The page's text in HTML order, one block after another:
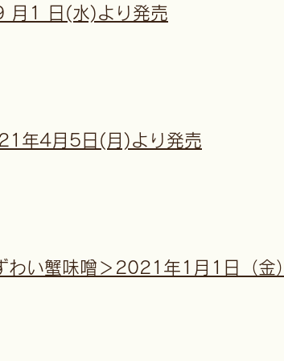
月1 日(水)より発売
年4月5日(月)より発売
わい蟹味噌＞2021年1月1日（金